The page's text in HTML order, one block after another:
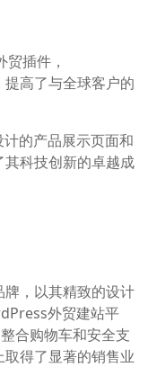
插件，
高了与全球客户的
的产品展示页面和
科技创新的卓越成
，以其精致的设计
外贸建站平
合购物车和安全支
得了显著的销售业